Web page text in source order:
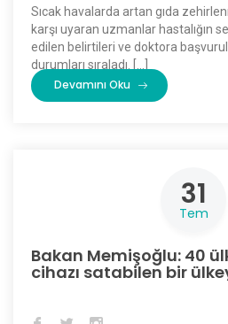
Sıcak havalarda artan gıda
karşı uyaran uzmanlar hastalığın
edilen belirtileri ve doktora
durumları sıraladı. […]
Devamını Oku
31
Tem
Bakan Memişoğlu: 40
cihazı satabilen bir